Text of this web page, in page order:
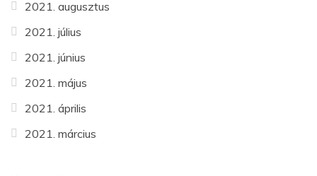
2021. augusztus
2021. július
2021. június
2021. május
2021. április
2021. március